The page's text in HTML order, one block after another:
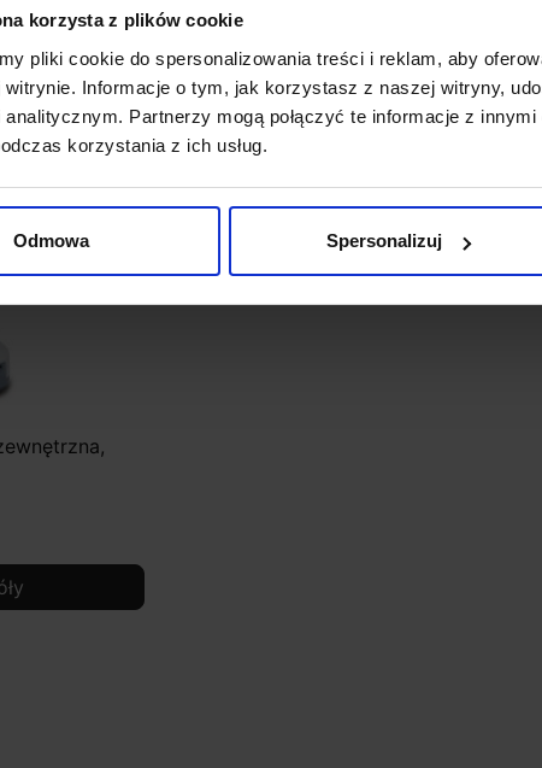
korzysta z plików cookie
pliki cookie do spersonalizowania treści i reklam, aby
witrynie. Informacje o tym, jak korzystasz z naszej witryny,
analitycznym. Partnerzy mogą połączyć te informacje z
korzystania z ich usług.
Odmowa Spersonalizuj
favorite_border